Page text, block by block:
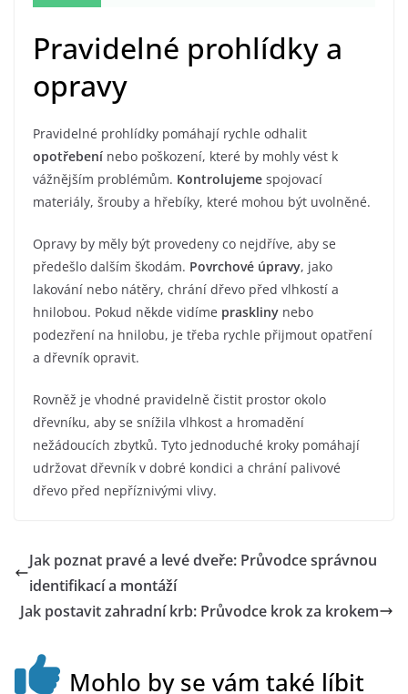
Pravidelné prohlídky a
opravy
Pravidelné prohlídky pomáhají rychle odhalit
opotřebení nebo poškození, které by mohly vést k
vážnějším problémům. Kontrolujeme spojovací
materiály, šrouby a hřebíky, které mohou být uvolněné.
Opravy by měly být provedeny co nejdříve, aby se
předešlo dalším škodám. Povrchové úpravy, jako
lakování nebo nátěry, chrání dřevo před vlhkostí a
hnilobou. Pokud někde vidíme praskliny nebo
podezření na hnilobu, je třeba rychle přijmout opatření
a dřevník opravit.
Rovněž je vhodné pravidelně čistit prostor okolo
dřevníku, aby se snížila vlhkost a hromadění
nežádoucích zbytků. Tyto jednoduché kroky pomáhají
udržovat dřevník v dobré kondici a chrání palivové
dřevo před nepříznivými vlivy.
Jak poznat pravé a levé dveře: Průvodce správnou
identifikací a montáží
Jak postavit zahradní krb: Průvodce krok za krokem
Mohlo by se vám také líbit